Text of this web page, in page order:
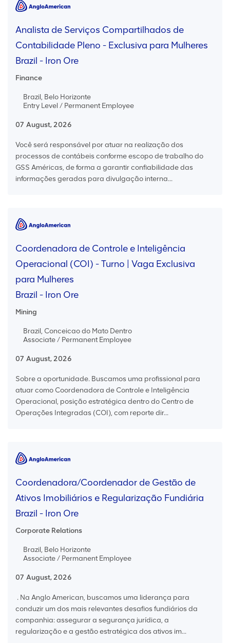
Analista de Serviços Compartilhados de
Contabilidade Pleno - Exclusiva para Mulheres
Brazil - Iron Ore
Finance
Brazil, Belo Horizonte
Entry Level / Permanent Employee
07 August, 2026
Você será responsável por atuar na realização dos
processos de contábeis conforme escopo de trabalho do
GSS Américas, de forma a garantir confiabilidade das
informações geradas para divulgação interna...
Coordenadora de Controle e Inteligência
Operacional (COI) - Turno | Vaga Exclusiva
para Mulheres
Brazil - Iron Ore
Mining
Brazil, Conceicao do Mato Dentro
Associate / Permanent Employee
07 August, 2026
Sobre a oportunidade. Buscamos uma profissional para
atuar como Coordenadora de Controle e Inteligência
Operacional, posição estratégica dentro do Centro de
Operações Integradas (COI), com reporte dir...
Coordenadora/Coordenador de Gestão de
Ativos Imobiliários e Regularização Fundiária
Brazil - Iron Ore
Corporate Relations
Brazil, Belo Horizonte
Associate / Permanent Employee
07 August, 2026
. Na Anglo American, buscamos uma liderança para
conduzir um dos mais relevantes desafios fundiários da
companhia: assegurar a segurança jurídica, a
regularização e a gestão estratégica dos ativos im...